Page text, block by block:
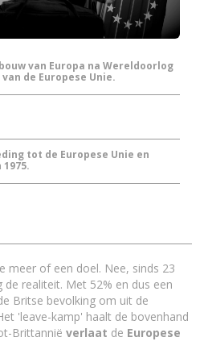
van Europa na Wereldoorlog
de Europese Unie.
tot de Europese Unie en
meer of een doel. Nee, sinds 23
realiteit. Met 52% en dus een
Britse bevolking om uit de
'leave-kamp' haalt de bovenhand
Brittannië verlaat de Europese